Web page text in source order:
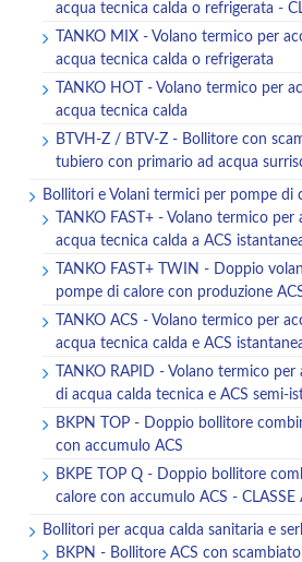
acqua tecnica calda o refrigerata -
TANKO MIX - Volano termico per
acqua tecnica calda o refrigerata
TANKO HOT - Volano termico per
acqua tecnica calda
BTVH-Z / BTV-Z - Bollitore con
tubiero con primario ad acqua
Bollitori e Volani termici per pompe di
TANKO FAST+ - Volano termico
acqua tecnica calda a ACS
TANKO FAST+ TWIN - Doppio
pompe di calore con produzione
TANKO ACS - Volano termico per
acqua tecnica calda e ACS
TANKO RAPID - Volano termico
di acqua calda tecnica e ACS semi-
BKPN TOP - Doppio bollitore
con accumulo ACS
BKPE TOP Q - Doppio bollitore
calore con accumulo ACS - CLASSE
Bollitori per acqua calda sanitaria e
BKPN - Bollitore ACS con